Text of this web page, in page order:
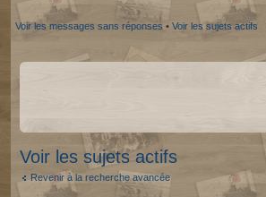
Voir les messages sans réponses • Voir les sujets actifs
Voir les sujets actifs
Revenir à la recherche avancée